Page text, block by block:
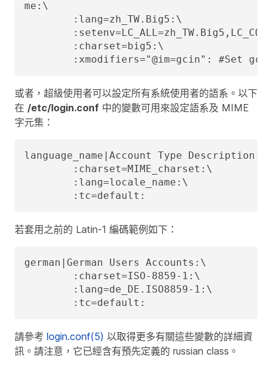
me:\
:xmodifiers="@im=gcin": #Set
或者，超級使用者可以設定所有系統使用者的語系。以下
在 /etc/login.conf 中的變數可用來設定語系及 MIME
字元集：
language_name|Account Type Description:\
	:tc=default:
若套用之前的 Latin-1 編碼範例如下：
german|German Users Accounts:\
	:tc=default:
請參考 login.conf(5) 以取得更多有關這些變數的詳細資
訊。請注意，它已經含有預先定義的 russian class。